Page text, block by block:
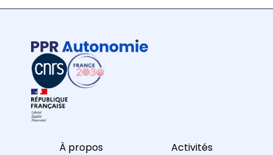
À propos
Activités